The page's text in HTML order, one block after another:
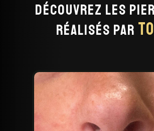
Découvrez les
réalisés par